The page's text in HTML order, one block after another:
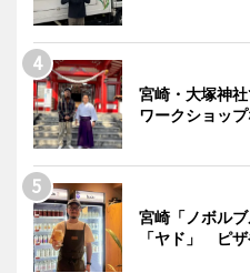
宮崎・大塚神
ワークショッ
宮崎「ノボル
「ヤド」 ピ